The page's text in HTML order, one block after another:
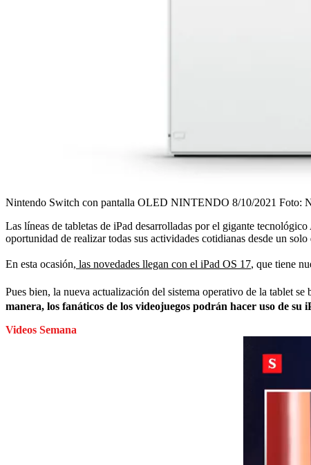
Nintendo Switch con pantalla OLED NINTENDO 8/10/2021 Foto:
Las líneas de tabletas de iPad desarrolladas por el gigante
oportunidad de realizar todas sus actividades cotidianas desde un
En esta ocasión, las novedades llegan con el iPad OS 17, que tiene
Pues bien, la nueva actualización del sistema operativo de la tablet
manera, los fanáticos de los videojuegos podrán hacer uso de
Videos Semana